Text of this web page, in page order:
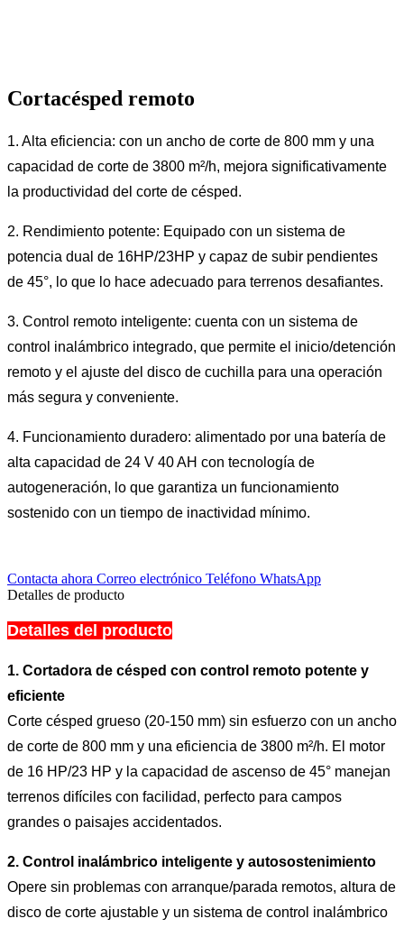
Cortacésped remoto
1. Alta eficiencia: con un ancho de corte de 800 mm y una
capacidad de corte de 3800 m²/h, mejora significativamente
la productividad del corte de césped.
2. Rendimiento potente: Equipado con un sistema de
potencia dual de 16HP/23HP y capaz de subir pendientes
de 45°, lo que lo hace adecuado para terrenos desafiantes.
3. Control remoto inteligente: cuenta con un sistema de
control inalámbrico integrado, que permite el inicio/detención
remoto y el ajuste del disco de cuchilla para una operación
más segura y conveniente.
4. Funcionamiento duradero: alimentado por una batería de
alta capacidad de 24 V 40 AH con tecnología de
autogeneración, lo que garantiza un funcionamiento
sostenido con un tiempo de inactividad mínimo.
Contacta ahora Correo electrónico Teléfono WhatsApp
Detalles de producto
Detalles del producto
1. Cortadora de césped con control remoto potente y
eficiente
Corte césped grueso (20-150 mm) sin esfuerzo con un ancho
de corte de 800 mm y una eficiencia de 3800 m²/h. El motor
de 16 HP/23 HP y la capacidad de ascenso de 45° manejan
terrenos difíciles con facilidad, perfecto para campos
grandes o paisajes accidentados.
2. Control inalámbrico inteligente y autosostenimiento
Opere sin problemas con arranque/parada remotos, altura de
disco de corte ajustable y un sistema de control inalámbrico